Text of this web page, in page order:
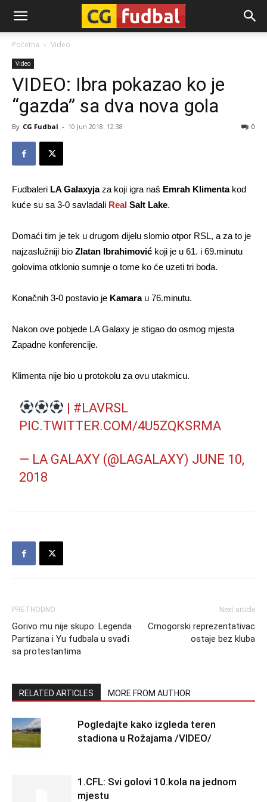
CG-
Fudbal
Početna Video
Video
VIDEO: Ibra pokazao ko je
“gazda” sa dva nova gola
By CG Fudbal - 10 Jun 2018. 12:38 0
Fudbaleri LA Galaxyjaza koji igra naš Emrah Klimentakod
kuće su sa 3-0 savladali Real Salt Lake.
Domaći tim je tek u drugom dijelu slomio otpor RSL, a za to je
najzaslužniji bio Zlatan Ibrahimović koji je u 61. i 69.minutu
golovima otklonio sumnje o tome ko će uzeti tri boda.
Konačnih 3-0 postavio je Kamarau 76.minutu.
Nakon ove pobjede LA Galaxy je stigao do osmog mjesta
Zapadne konferencije.
Klimenta nije bio u protokolu za ovu utakmicu.
| #LAVRSL
PIC.TWITTER.COM/4U5ZQKSRMA
— LA GALAXY (@LAGALAXY) JUNE 10,
2018
PRETHODNO
Gorivo mu nije skupo: Legenda
Partizana i Yu fudbala u svađi
sa protestantima
Next article
Crnogorski reprezentativac
ostaje bez kluba
RELATED ARTICLES MORE FROM AUTHOR
Pogledajte kako izgleda teren
stadiona u Rožajama /VIDEO/
1.CFL: Svi golovi 10.kola na jednom
mjestu